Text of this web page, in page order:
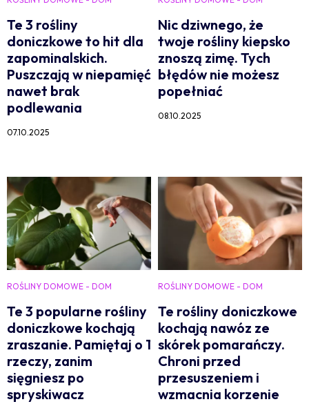
Te 3 rośliny
doniczkowe to hit dla
zapominalskich.
Puszczają w niepamięć
nawet brak
podlewania
07.10.2025
Nic dziwnego, że
twoje rośliny kiepsko
znoszą zimę. Tych
błędów nie możesz
popełniać
08.10.2025
ROŚLINY DOMOWE - DOM
Te 3 popularne rośliny
doniczkowe kochają
zraszanie. Pamiętaj o 1
rzeczy, zanim
sięgniesz po
spryskiwacz
ROŚLINY DOMOWE - DOM
Te rośliny doniczkowe
kochają nawóz ze
skórek pomarańczy.
Chroni przed
przesuszeniem i
wzmacnia korzenie